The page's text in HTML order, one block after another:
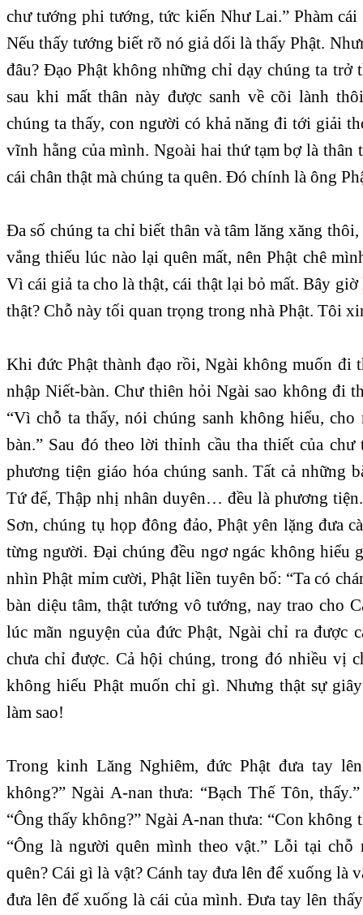
chư tướng phi tướng, tức kiến Như Lai.” Phàm
Nếu thấy tướng biết rõ nó giả dối là thấy Phật.
đâu? Đạo Phật không những chỉ dạy chúng ta trở
sau khi mất thân này được sanh về cõi lành
chúng ta thấy, con người có khả năng đi tới giải
vĩnh hằng của mình. Ngoài hai thứ tạm bợ là thân
cái chân thật mà chúng ta quên. Đó chính là ông
Đa số chúng ta chỉ biết thân và tâm lăng xăng
vắng thiếu lúc nào lại quên mất, nên Phật chê
Vì cái giả ta cho là thật, cái thật lại bỏ mất. Bây giờ
thật? Chỗ này tối quan trọng trong nhà Phật. Tôi
Khi đức Phật thành đạo rồi, Ngài không muốn đi
nhập Niết-bàn. Chư thiên hỏi Ngài sao không đi
“Vì chỗ ta thấy, nói chúng sanh không hiểu, cho
bàn.” Sau đó theo lời thỉnh cầu tha thiết của chư
phương tiện giáo hóa chúng sanh. Tất cả những
Tứ đế, Thập nhị nhân duyên… đều là phương
Sơn, chúng tụ họp đông đảo, Phật yên lặng đưa
từng người. Đại chúng đều ngơ ngác không hiểu
nhìn Phật mỉm cười, Phật liền tuyên bố: “Ta có
bàn diệu tâm, thật tướng vô tướng, nay trao cho
lúc mãn nguyện của đức Phật, Ngài chỉ ra được
chưa chỉ được. Cả hội chúng, trong đó nhiều vị
không hiểu Phật muốn chỉ gì. Nhưng thật sự
làm sao!
Trong kinh Lăng Nghiêm, đức Phật đưa tay
không?” Ngài A-nan thưa: “Bạch Thế Tôn,
“Ông thấy không?” Ngài A-nan thưa: “Con không
“Ông là người quên mình theo vật.” Lỗi tại chỗ
quên? Cái gì là vật? Cánh tay đưa lên để xuống là
đưa lên để xuống là cái của mình. Đưa tay lên